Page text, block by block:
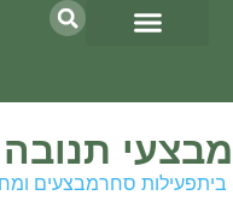
מבצעי תנובה
ביתפעילות סחרמבצעים